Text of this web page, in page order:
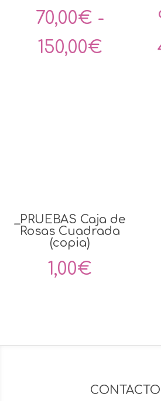
70,00€ -
150,00€Rango
150,00€
_PRUEBAS Caja de
Rosas Cuadrada
(copia)
1,00€
CONTACTO